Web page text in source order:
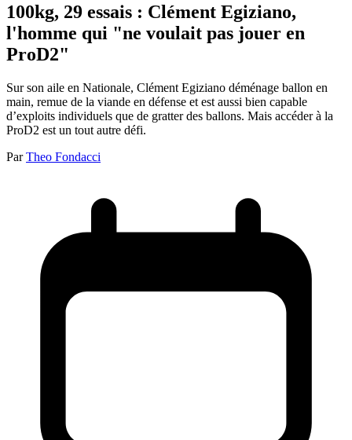
100kg, 29 essais : Clément Egiziano,
l'homme qui "ne voulait pas jouer en
ProD2"
Sur son aile en Nationale, Clément Egiziano déménage ballon en
main, remue de la viande en défense et est aussi bien capable
d’exploits individuels que de gratter des ballons. Mais accéder à la
ProD2 est un tout autre défi.
Par Theo Fondacci